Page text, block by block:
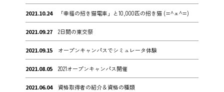
2021.10.24 「幸福の招き猫電車」と10,000匹の招き猫 (=^ェ^=)
2021.09.27 2日間の東交祭
2021.09.15 オープンキャンパスでシミュレータ体験
2021.08.05 2021オープンキャンパス開催
2021.06.04 資格取得者の紹介＆資格の種類